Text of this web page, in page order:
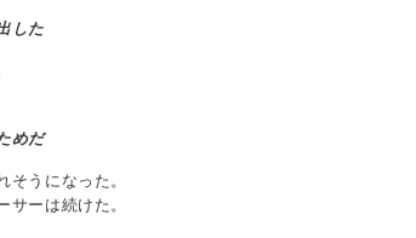
した
めだ
そうになった。
サーは続けた。